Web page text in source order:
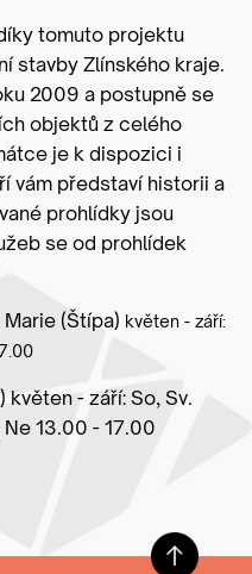
tomuto projektu
stavby Zlínského kraje.
2009 a postupně se
objektů z celého
je k dispozici i
vám představí historii a
prohlídky jsou
se od prohlídek
(Štípa) květen - září:
květen - září: So, Sv.
13.00 - 17.00